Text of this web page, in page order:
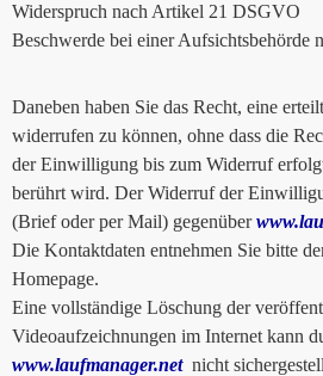
Widerspruch nach Artikel 21 DSGVO
Beschwerde bei einer
Daneben haben Sie das Recht, eine
widerrufen zu können, ohne dass die
der Einwilligung bis zum Widerruf
berührt wird. Der Widerruf der
(Brief oder per Mail) gegenüber
Die Kontaktdaten entnehmen Sie bitte
Homepage.
Eine vollständige Löschung der
Videoaufzeichnungen im Internet kann
www.laufmanager.netnicht